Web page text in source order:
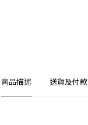
商品描述 送貨及付